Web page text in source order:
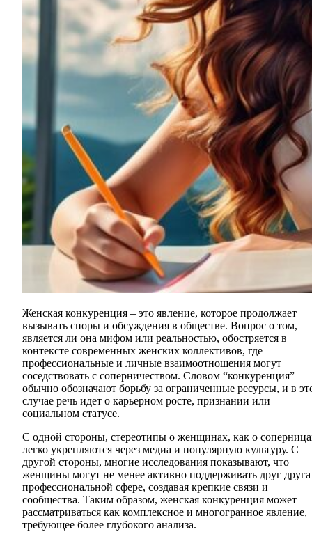
Женская конкуренция – это явление, которое продолжает
вызывать споры и обсуждения в обществе. Вопрос о том,
является ли она мифом или реальностью, обостряется в
контексте современных женских коллективов, где
профессиональные и личные взаимоотношения могут
соседствовать с соперничеством. Словом “конкуренция”
обычно обозначают борьбу за ограниченные ресурсы, и в
случае речь идет о карьерном росте, признании или
социальном статусе.
С одной стороны, стереотипы о женщинах, как о
легко укрепляются через медиа и популярную культуру. С
другой стороны, многие исследования показывают, что
женщины могут не менее активно поддерживать друг
профессиональной сфере, создавая крепкие связи и
сообщества. Таким образом, женская конкуренция может
рассматриваться как комплексное и многогранное явление,
требующее более глубокого анализа.